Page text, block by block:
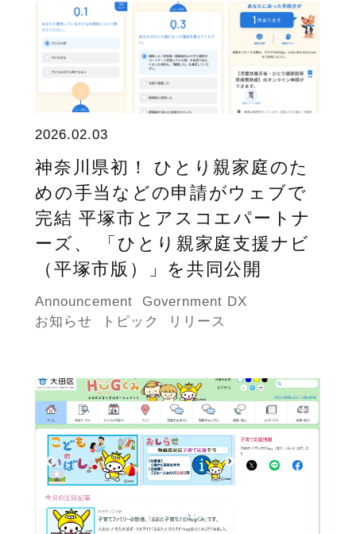
2026.02.03
神奈川県初！ ひとり親家庭のた
めの手当などの申請がウェブで
完結 平塚市とアスコエパートナ
ーズ、 「ひとり親家庭支援ナビ
（平塚市版）」を共同公開
Announcement
Government DX
お知らせ
トピック リリース